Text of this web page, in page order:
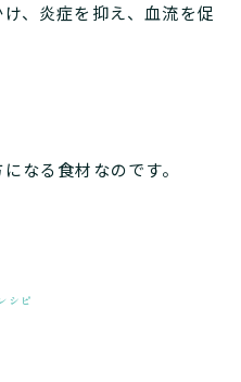
、炎症を抑え、血流を促
なる食材なのです。
シピ